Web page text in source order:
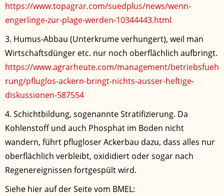
https://www.topagrar.com/suedplus/news/wenn-
engerlinge-zur-plage-werden-10344443.html
3. Humus-Abbau (Unterkrume verhungert), weil man
Wirtschaftsdünger etc. nur noch oberflächlich aufbringt.
https://www.agrarheute.com/management/betriebsfueh
rung/pfluglos-ackern-bringt-nichts-ausser-heftige-
diskussionen-587554
4. Schichtbildung, sogenannte Stratifizierung. Da
Kohlenstoff und auch Phosphat im Boden nicht
wandern, führt pflugloser Ackerbau dazu, dass alles nur
oberflächlich verbleibt, oxididiert oder sogar nach
Regenereignissen fortgespült wird.
Siehe hier auf der Seite vom BMEL: